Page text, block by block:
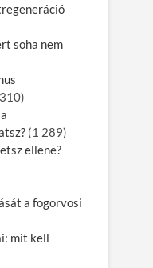
soha nem
(1 289)
ellene?
a fogorvosi
mit kell